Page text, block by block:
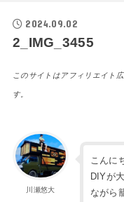
2024.09.02
2_IMG_3455
このサイトはアフィリエイト
す。
川瀬悠大
こんに
DIYが
ながら